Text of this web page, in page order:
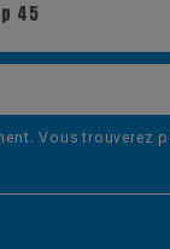
45
Vous trouverez